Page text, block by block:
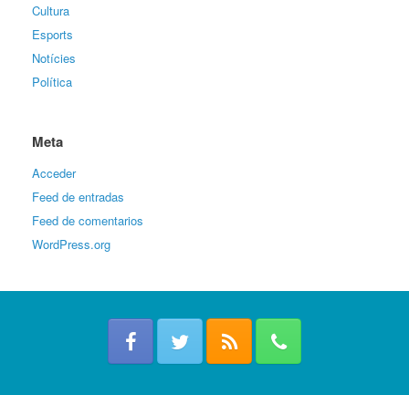
Cultura
Esports
Notícies
Política
Meta
Acceder
Feed de entradas
Feed de comentarios
WordPress.org